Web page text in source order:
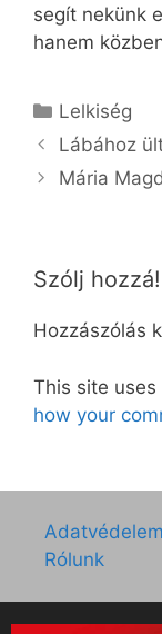
segít nekünk
hanem
Kategória
Lelkiség
Lábához
Mária
Szólj hozzá!
Hozzászólás
This site
how your
Adatvédelem
Rólunk